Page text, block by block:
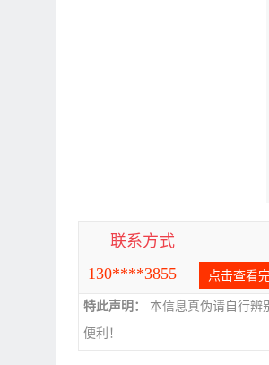
联系方式
130****3855
点击查看
特此声明：
本信息真伪请自行辨
便利！